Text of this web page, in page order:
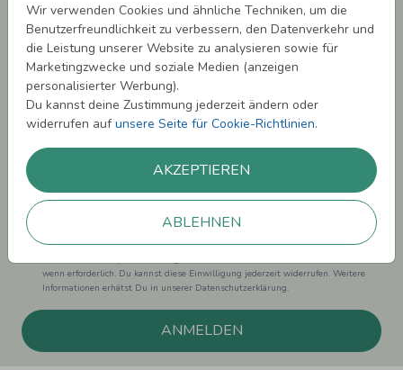
Wir verwenden Cookies und ähnliche Techniken, um die
Benutzerfreundlichkeit zu verbessern, den Datenverkehr und
die Leistung unserer Website zu analysieren sowie für
Marketingzwecke und soziale Medien (anzeigen
personalisierter Werbung).
Du kannst deine Zustimmung jederzeit ändern oder
widerrufen aufunsere Seite für Cookie-Richtlinien.
AKZEPTIEREN
ABLEHNEN
Newsletter abonnieren und 5,00 € Rabatt**
sichern!
Melde Dich zu unserem Newsletter an und bleibe auf dem
Laufenden.
Einwilligung zur Datennutzung für Marketingzwecke: Hiermit willigst Du ein,
dass wir Dich mit neuesten Informationen aus unserem Angebot informieren
können. Dies umfasst den Versand unseres Newsletters. Zudem können wir Dir
Produktinformationen zu Deinen Interessen auf anderen Plattformen wie
Facebook und Google anzeigen. Um Dir diesen Service anbieten zu können,
wenn erforderlich. Du kannst diese Einwilligung jederzeit widerrufen. Weitere
Informationen erhätst Du in unserer Datenschutzerklärung.
ANMELDEN